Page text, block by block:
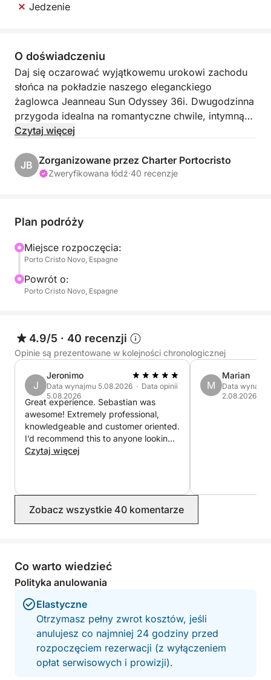
Jedzenie
O doświadczeniu
Daj się oczarować wyjątkowemu urokowi zachodu
słońca na pokładzie naszego eleganckiego
żaglowca Jeanneau Sun Odyssey 36i. Dwugodzinna
przygoda idealna na romantyczne chwile, intymną
uroczystość lub spokojne zakończenie dnia.
Podziwiaj różowo-pomarańczowe niebo, złote
refleksy na wodzie i spokój spokojnego morza o
potrzebujesz, aby zakończyć idealny dzień!
Na pokładzie: nielimitowane napoje, lokalne
przekąski, sprzęt do sportów wodnych. Zadbamy o
wszystko; Ty po prostu musisz się cieszyć.
zachodzie słońca!
Czytaj więcej
JB Zorganizowane przez Charter Portocristo
Zweryfikowana łódź·40 recenzje
Plan podróży
Miejsce rozpoczęcia:
Porto Cristo Novo, Espagne
Powrót o:
Porto Cristo Novo, Espagne
4.9/5 · 40 recenzji
Opinie są prezentowane w kolejności chronologicznej
J
Jeronimo
Data wynajmu 5.08.2026 · Data opinii
5.08.2026
Great experience. Sebastian was
awesome! Extremely professional,
knowledgeable and customer oriented.
I’d recommend this to anyone looking
to charter with the right captain.
Czytaj więcej
M
Marian
Data
2.08.2026
Zobacz wszystkie 40 komentarze
Co warto wiedzieć
Polityka anulowania
Elastyczne
Otrzymasz pełny zwrot kosztów, jeśli
anulujesz co najmniej 24 godziny przed
rozpoczęciem rezerwacji (z wyłączeniem
opłat serwisowych i prowizji).